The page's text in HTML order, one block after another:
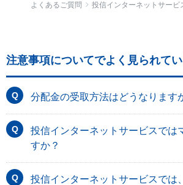
よくあるご質問 投信インターネットサービ
注意事項についてでよく見られて
分配金の受取方法はどうなります
投信インターネットサービスでは
すか？
投信インターネットサービスでは